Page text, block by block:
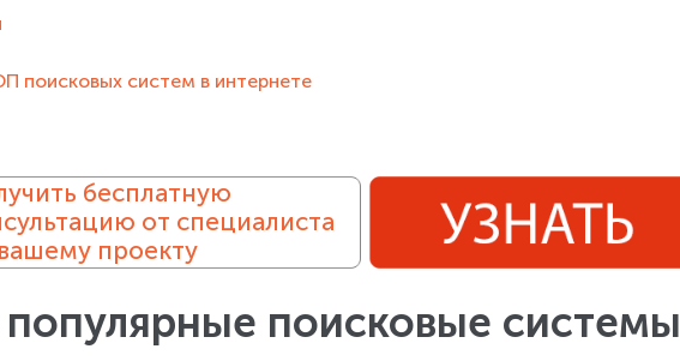
поисковых систем в интернете
бесплатную
от специалиста
проекту
поисковые системы